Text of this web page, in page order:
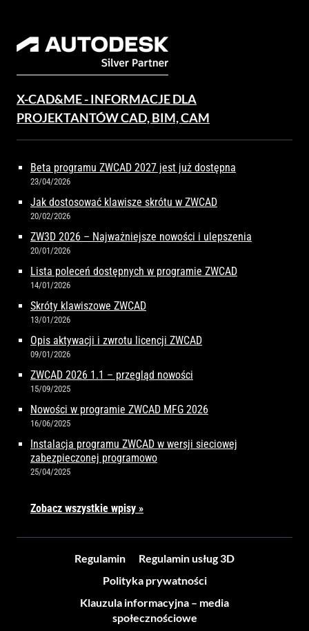
X-CAD&ME - INFORMACJE DLA
PROJEKTANTÓW CAD, BIM, CAM
Beta programu ZWCAD 2027 jest już dostępna
23/04/2026
Jak dostosować klawisze skrótu w ZWCAD
20/02/2026
ZW3D 2026 – Najważniejsze nowości i ulepszenia
20/01/2026
Lista poleceń dostępnych w programie ZWCAD
14/01/2026
Skróty klawiszowe ZWCAD
13/01/2026
Opis aktywacji i zwrotu licencji ZWCAD
09/01/2026
ZWCAD 2026 1.1 – przegląd nowości
15/09/2025
Nowości w programie ZWCAD MFG 2026
16/06/2025
Instalacja programu ZWCAD w wersji sieciowej
zabezpieczonej programowo
25/04/2025
Zobacz wszystkie wpisy »
Regulamin
Regulamin usług 3D
Polityka prywatności
Klauzula informacyjna – media
społecznościowe